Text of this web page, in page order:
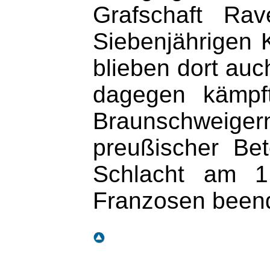
Grafschaft
Siebenjährigen
blieben dort
dagegen
preußischer
Schlacht am
Franzosen